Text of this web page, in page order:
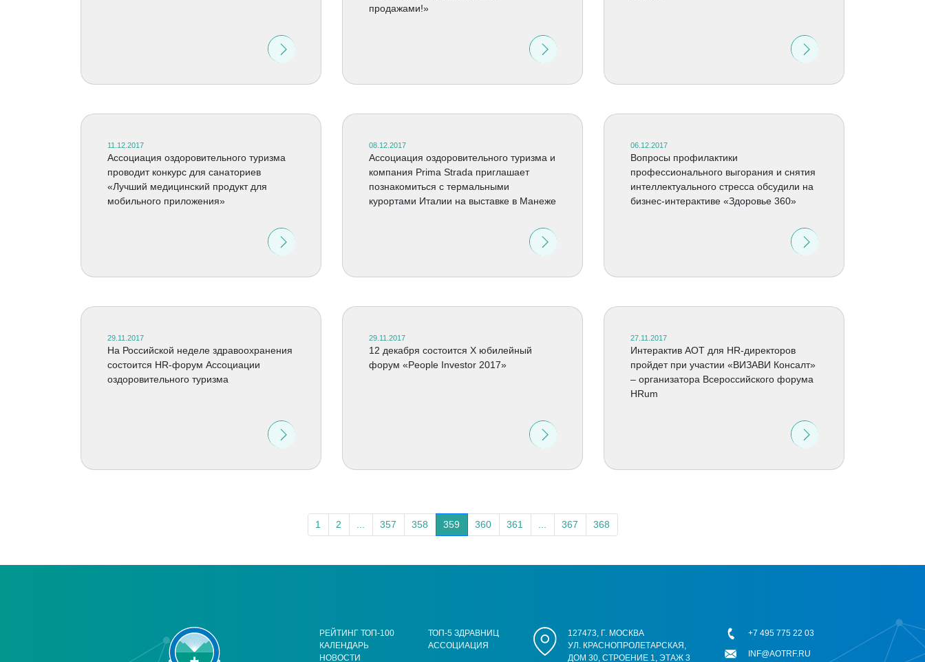
продажами!»
11.12.2017
Ассоциация оздоровительного туризма
проводит конкурс для санаториев
«Лучший медицинский продукт для
мобильного приложения»
08.12.2017
Ассоциация оздоровительного туризма и
компания Prima Strada приглашает
познакомиться с термальными
курортами Италии на выставке в Манеже
06.12.2017
Вопросы профилактики
профессионального выгорания и снятия
интеллектуального стресса обсудили на
бизнес-интерактиве «Здоровье 360»
29.11.2017
На Российской неделе здравоохранения
состоится HR-форум Ассоциации
оздоровительного туризма
29.11.2017
12 декабря состоится X юбилейный
форум «People Investor 2017»
27.11.2017
Интерактив АОТ для HR-директоров
пройдет при участии «ВИЗАВИ Консалт»
– организатора Всероссийского форума
HRum
1 2 357 358 359 360 361 367 368
РЕЙТИНГ ТОП-100
КАЛЕНДАРЬ
НОВОСТИ
ТОП-5 ЗДРАВНИЦ
АССОЦИАЦИЯ
127473, Г. МОСКВА
УЛ. КРАСНОПРОЛЕТАРСКАЯ,
ДОМ 30, СТРОЕНИЕ 1, ЭТАЖ 3
+7 495 775 22 03
INF@AOTRF.RU